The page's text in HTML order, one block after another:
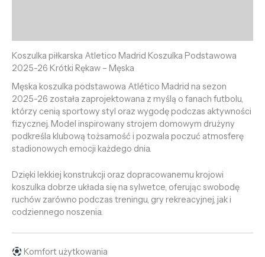
Koszulka piłkarska Atletico Madrid Koszulka Podstawowa
2025-26 Krótki Rękaw – Męska
Męska koszulka podstawowa Atlético Madrid na sezon
2025-26 została zaprojektowana z myślą o fanach futbolu,
którzy cenią sportowy styl oraz wygodę podczas aktywności
fizycznej. Model inspirowany strojem domowym drużyny
podkreśla klubową tożsamość i pozwala poczuć atmosferę
stadionowych emocji każdego dnia.
Dzięki lekkiej konstrukcji oraz dopracowanemu krojowi
koszulka dobrze układa się na sylwetce, oferując swobodę
ruchów zarówno podczas treningu, gry rekreacyjnej, jak i
codziennego noszenia.
Komfort użytkowania